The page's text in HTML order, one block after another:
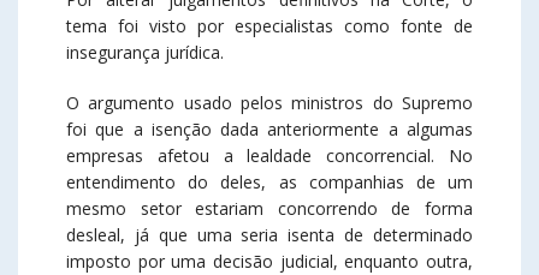
tema foi visto por especialistas como fonte de
insegurança jurídica.
O argumento usado pelos ministros do Supremo
foi que a isenção dada anteriormente a algumas
empresas afetou a lealdade concorrencial. No
entendimento do deles, as companhias de um
mesmo setor estariam concorrendo de forma
desleal, já que uma seria isenta de determinado
imposto por uma decisão judicial, enquanto outra,